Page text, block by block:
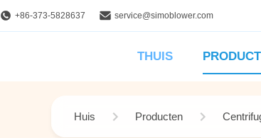
+86-373-5828637 service@simoblower.com
THUIS
Huis Producten